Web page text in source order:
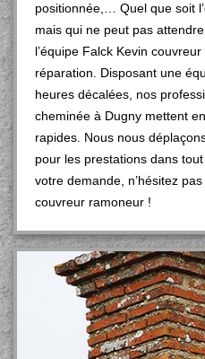
positionnée,… Quel que soit
mais qui ne peut pas
l’équipe Falck Kevin
réparation. Disposant une
heures décalées, nos
cheminée à Dugny mettent
rapides. Nous nous
pour les prestations dans
votre demande, n’hésitez
couvreur ramoneur !